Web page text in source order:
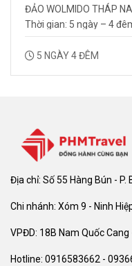
ĐẢO WOLMIDO THÁP
Thời gian: 5 ngày – 4
nổi bật của chương trình:
5 NGÀY 4 ĐÊM
Địa chỉ: Số 55 Hàng Bún - P.
Chi nhánh: Xóm 9 - Ninh
VPĐD: 18B Nam Quốc Cang
Hotline: 0916583662 -